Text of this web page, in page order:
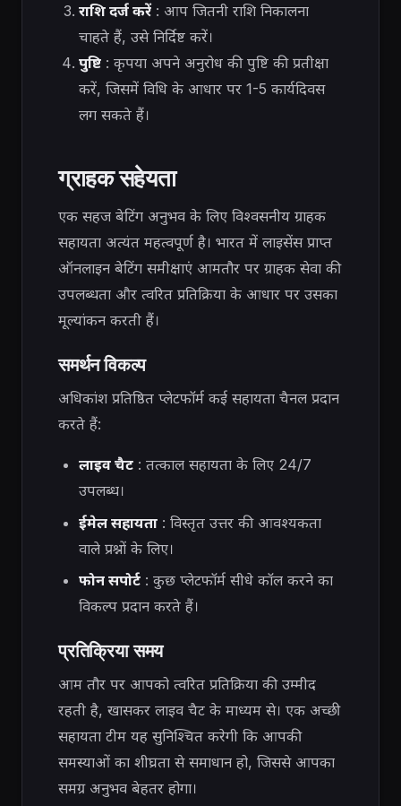
राशि दर्ज करें: आप जितनी राशि निकालना
चाहते हैं, उसे निर्दिष्ट करें।
पुष्टि: कृपया अपने अनुरोध की पुष्टि की प्रतीक्षा
करें, जिसमें विधि के आधार पर 1-5 कार्यदिवस
लग सकते हैं।
ग्राहक सहेयता
एक सहज बेटिंग अनुभव के लिए विश्वसनीय ग्राहक
सहायता अत्यंत महत्वपूर्ण है। भारत में लाइसेंस प्राप्त
ऑनलाइन बेटिंग समीक्षाएं आमतौर पर ग्राहक सेवा की
उपलब्धता और त्वरित प्रतिक्रिया के आधार पर उसका
मूल्यांकन करती हैं।
समर्थन विकल्प
अधिकांश प्रतिष्ठित प्लेटफॉर्म कई सहायता चैनल प्रदान
करते हैं:
लाइव चैट: तत्काल सहायता के लिए 24/7
उपलब्ध।
ईमेल सहायता: विस्तृत उत्तर की आवश्यकता
वाले प्रश्नों के लिए।
फोन सपोर्ट: कुछ प्लेटफॉर्म सीधे कॉल करने का
विकल्प प्रदान करते हैं।
प्रतिक्रिया समय
आम तौर पर आपको त्वरित प्रतिक्रिया की उम्मीद
रहती है, खासकर लाइव चैट के माध्यम से। एक अच्छी
सहायता टीम यह सुनिश्चित करेगी कि आपकी
समस्याओं का शीघ्रता से समाधान हो, जिससे आपका
समग्र अनुभव बेहतर होगा।